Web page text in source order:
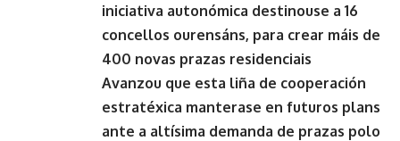
iniciativa autonómica destinouse a 16
concellos ourensáns, para crear máis de
400 novas prazas residenciais
Avanzou que esta liña de cooperación
estratéxica manterase en futuros plans
ante a altísima demanda de prazas polo